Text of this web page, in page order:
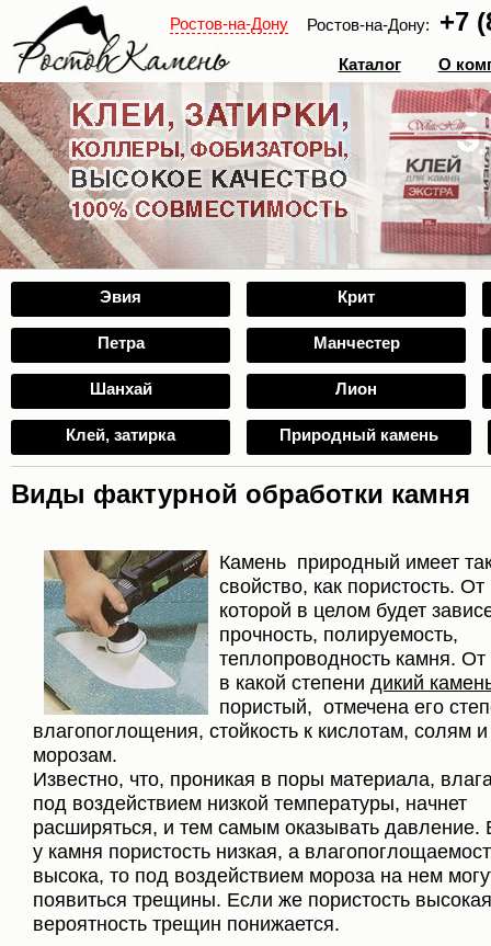
Ростов-на-Дону Ростов-на-Дону: +7
Каталог О
Эвия Крит
Петра Манчестер
Шанхай Лион
Клей, затирка Природный камень
Виды фактурной обработки камня
Камень природный имеет
свойство, как пористость. От
которой в целом будет
прочность, полируемость,
теплопроводность камня. От
в какой степени дикий
пористый, отмечена его
влагопоглощения, стойкость к кислотам, солям и
морозам.
Известно, что, проникая в поры материала,
под воздействием низкой температуры, начнет
расширяться, и тем самым оказывать давление.
у камня пористость низкая, а
высока, то под воздействием мороза на нем
появиться трещины. Если же пористость
вероятность трещин понижается.